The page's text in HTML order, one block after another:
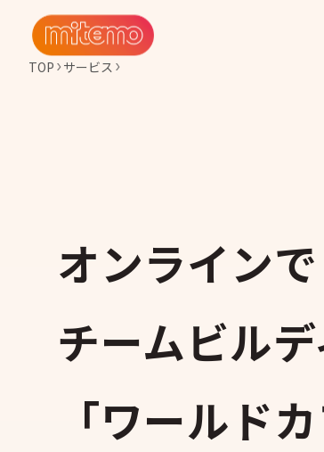
TOP サービス
オンラインで
チームビル
「ワールドカ